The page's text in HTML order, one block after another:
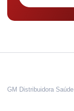
GM Distribuidora